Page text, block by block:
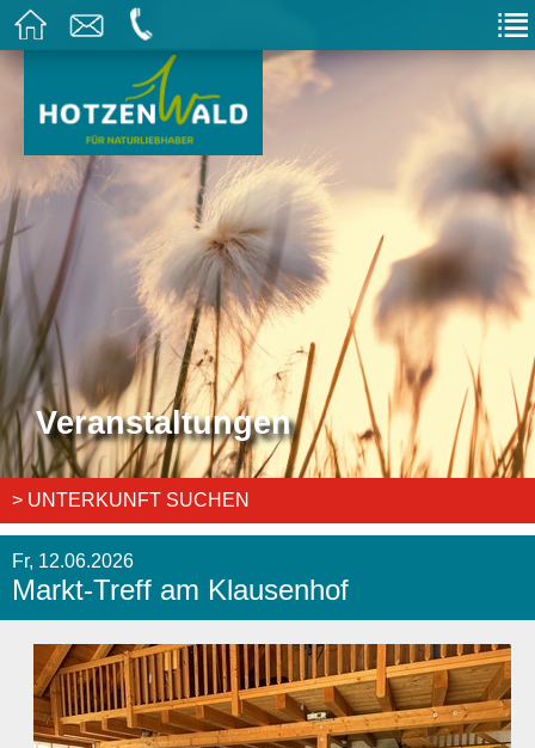
Veranstaltungen
> UNTERKUNFT SUCHEN
Fr, 12.06.2026
Markt-Treff am Klausenhof